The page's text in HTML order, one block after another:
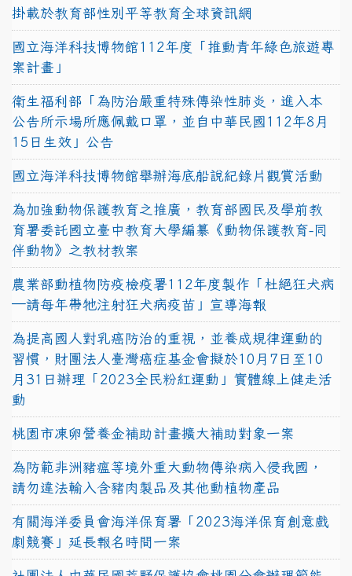
掛載於教育部性別平等教育全球資訊網
國立海洋科技博物館112年度「推動青年綠色旅遊專
案計畫」
衛生福利部「為防治嚴重特殊傳染性肺炎，進入本
公告所示場所應佩戴口罩，並自中華民國112年8月
15日生效」公告
國立海洋科技博物館舉辦海底船說紀錄片觀賞活動
為加強動物保護教育之推廣，教育部國民及學前教
育署委託國立臺中教育大學編纂《動物保護教育-同
伴動物》之教材教案
農業部動植物防疫檢疫署112年度製作「杜絕狂犬病
—請每年帶牠注射狂犬病疫苗」宣導海報
為提高國人對乳癌防治的重視，並養成規律運動的
習慣，財團法人臺灣癌症基金會擬於10月7日至10
月31日辦理「2023全民粉紅運動」實體線上健走活
動
桃園市凍卵營養金補助計畫擴大補助對象一案
為防範非洲豬瘟等境外重大動物傳染病入侵我國，
請勿違法輸入含豬肉製品及其他動植物產品
有關海洋委員會海洋保育署「2023海洋保育創意戲
劇競賽」延長報名時間一案